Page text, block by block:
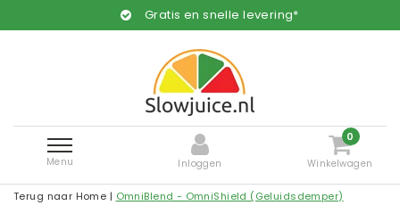
Gratis en snelle levering*
Menu Inloggen
0
Winkelwagen
Terug naar Home | OmniBlend - OmniShield (Geluidsdemper)